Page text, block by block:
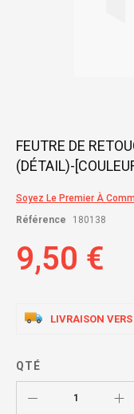
Skip
the
of
images
FEUTRE DE
(DÉTAIL)-
Soyez Le Premier À
Référence
180138
9,50 €
LIVRAISON VERS
QTÉ